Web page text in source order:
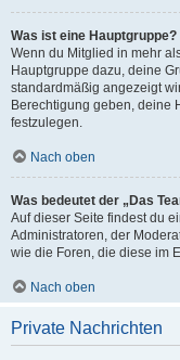
Was ist eine Hauptgruppe?
Wenn du Mitglied in mehr
Hauptgruppe dazu, deine
standardmäßig angezeigt
Berechtigung geben, deine
festzulegen.
Nach oben
Was bedeutet der „Das
Auf dieser Seite findest du
Administratoren, der
wie die Foren, die diese im
Nach oben
Private Nachrichten